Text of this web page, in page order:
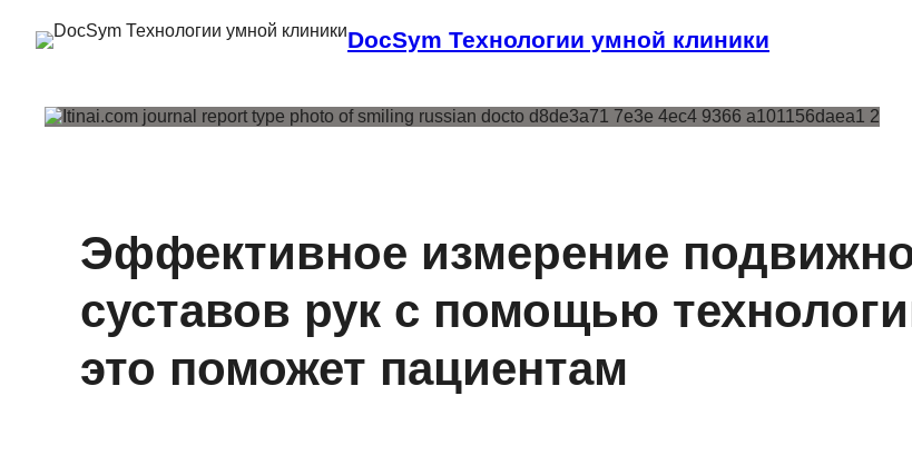
DocSym Технологии умной клиники
Эффективное измерение
суставов рук с помощью
это поможет пациентам